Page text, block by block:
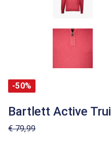
-50%
Bartlett Active Trui
€ 79,99